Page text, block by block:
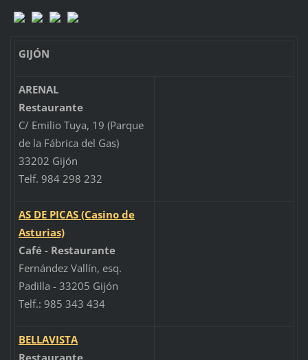
GIJÓN
ARENAL
Restaurante
C/ Emilio Tuya, 19 (Parque
de la Fábrica del Gas)
33202 Gijón
Telf. 984 298 232
AS DE PICAS (Casino de
Asturias)
Café - Restaurante
Fernández Vallín, esq.
Padilla - 33205 Gijón
Telf.: 985 343 434
BELLAVISTA